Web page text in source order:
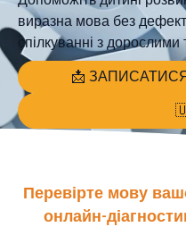
виразна мова без
спілкуванні з
📩
Перевірте мову
онлайн-